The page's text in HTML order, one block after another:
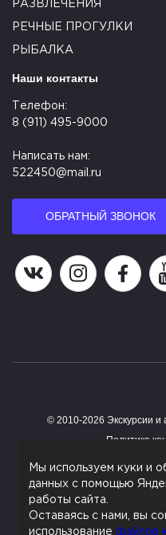
РАЗВЛЕЧЕНИЯ
РЕЧНЫЕ ПРОГУЛКИ
РЫБАЛКА
Наши контакты
Телефон:
8 (911) 495-9000
Написать нам:
522450@mail.ru
ОБРАТНЫЙ ЗВОНОК
Наша группа в ВК
Наша страница
Наша
© 2010-2026 Экскурсии и
Политика
Согласие на
Мы используем куки и
данных с помощью
работы сайта.
Оставаясь с нами, вы
использование файлов